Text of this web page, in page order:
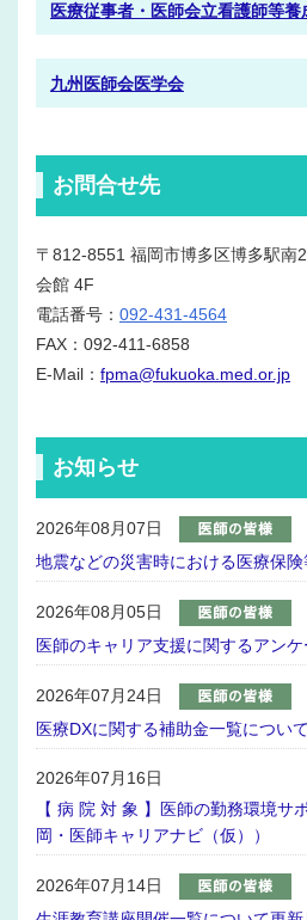
医療従事者・医師会立看護師等養
九州医師会医学会
お問合せ先
〒812-8551 福岡市博多区博多駅南
会館 4F
電話番号： 092-431-4564
FAX：092-411-6858
E-Mail： fpma@fukuoka.med.or.jp
お知らせ
2026年08月07日
地震などの災害時における医療保
2026年08月05日
医師のキャリア支援に関するアン
2026年07月24日
医療DXに関する補助金一覧について
2026年07月16日
【 病 院 対 象 】医師の勤務環境サ
岡・医師キャリアナビ（仮））
2026年07月14日